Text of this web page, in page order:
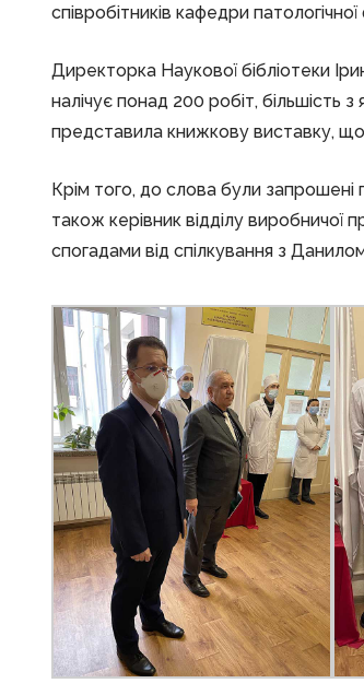
співробітників кафедри
Директорка Наукової бібліотеки
налічує понад 200 робіт, більшість
представила книжкову виставку,
Крім того, до слова були
також керівник відділу виробничої
спогадами від спілкування з